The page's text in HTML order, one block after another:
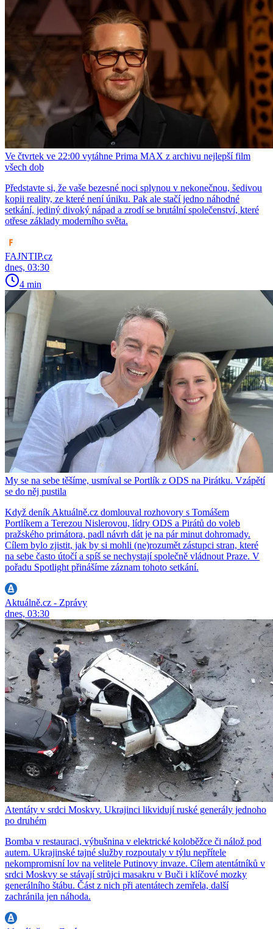
Ve čtvrtek ve 22:00 vytáhne Prima MAX z archivu nejlepší film
všech dob
Představte si, že vaše bezesné noci splynou v nekonečnou, šedivou
kopii reality, ze které není úniku. Pak ale stačí jedno náhodné
setkání, jediný divoký nápad a zrodí se brutální společenství, které
otřese základy moderního světa.
FAJNTIP.cz
dnes, 03:30
4 min
My se na sebe těšíme, usmíval se Portlík z ODS na Pirátku. Vzápětí
se do něj pustila
Když deník Aktuálně.cz domlouval rozhovory s Tomášem
Portlíkem a Terezou Nislerovou, lídry ODS a Pirátů do voleb
pražského primátora, padl návrh dát je na pár minut dohromady.
Cílem bylo zjistit, jak by si mohli (ne)rozumět zástupci stran, které
na sebe často útočí a spíš se nechystají společně vládnout Praze. V
pořadu Spotlight přinášíme záznam tohoto setkání.
Aktuálně.cz - Zprávy
dnes, 03:30
Atentáty v srdci Moskvy. Ukrajinci likvidují ruské generály jednoho
po druhém
Bomba v restauraci, výbušnina v elektrické koloběžce či nálož pod
autem. Ukrajinské tajné služby rozpoutaly v týlu nepřítele
nekompromisní lov na velitele Putinovy invaze. Cílem atentátníků v
srdci Moskvy se stávají strůjci masakru v Buči i klíčové mozky
generálního štábu. Část z nich při atentátech zemřela, další
zachránila jen náhoda.